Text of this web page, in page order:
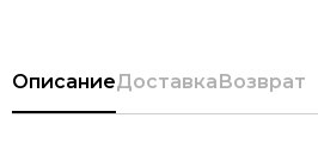
ОписаниеДоставкаВозврат